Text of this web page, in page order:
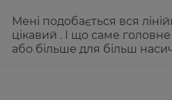
Мені подобається вся
цікавий . І що саме
або більше для більш